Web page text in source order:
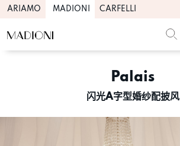
Skip
ARIAMO MADIONI CARFELLI
Palais
闪光A字型婚纱配披风